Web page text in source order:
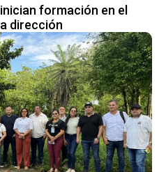
formación en el
dirección